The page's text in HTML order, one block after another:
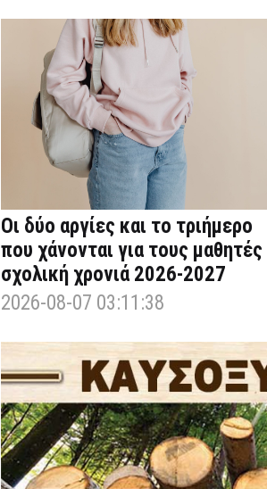
Οι δύο αργίες και το τριήμερο
που χάνονται για τους μαθητές
σχολική χρονιά 2026-2027
2026-08-07 03:11:38